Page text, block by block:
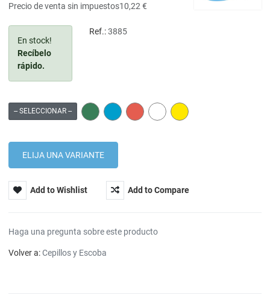
Precio de venta sin impuestos10,22 €
En stock!
Recíbelo
rápido.
Ref.:3885
-- SELECCIONAR -- GREEN BLUE RED WHITE YELLOW
Add to Wishlist Add to Compare
Haga una pregunta sobre este producto
Volver a:Cepillos y Escoba